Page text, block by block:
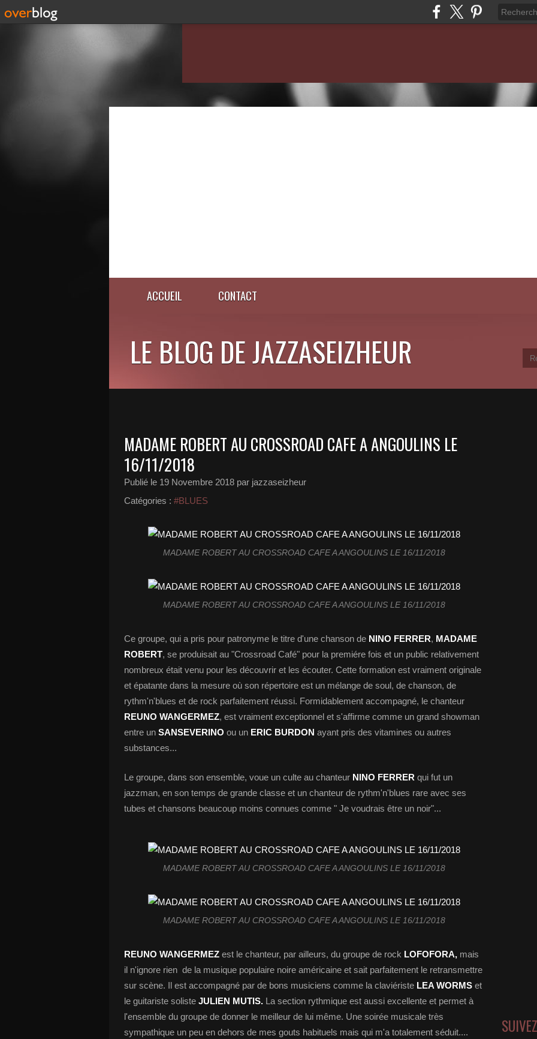
ACCUEIL CONTACT
LE BLOG DE JAZZASEIZHEUR
MADAME ROBERT AU CROSSROAD CAFE A ANGOULINS LE
16/11/2018
Publié le 19 Novembre 2018 par jazzaseizheur
Catégories : #BLUES
MADAME ROBERT AU CROSSROAD CAFE A ANGOULINS LE 16/11/2018
MADAME ROBERT AU CROSSROAD CAFE A ANGOULINS LE 16/11/2018
Ce groupe, qui a pris pour patronyme le titre d'une chanson de NINO FERRER, MADAME
ROBERT, se produisait au "Crossroad Café" pour la premiére fois et un public relativement
nombreux était venu pour les découvrir et les écouter. Cette formation est vraiment originale
et épatante dans la mesure où son répertoire est un mélange de soul, de chanson, de
rythm'n'blues et de rock parfaitement réussi. Formidablement accompagné, le chanteur
REUNO WANGERMEZ, est vraiment exceptionnel et s'affirme comme un grand showman
entre un SANSEVERINO ou un ERIC BURDON ayant pris des vitamines ou autres
substances...
Le groupe, dans son ensemble, voue un culte au chanteur NINO FERRER qui fut un
jazzman, en son temps de grande classe et un chanteur de rythm'n'blues rare avec ses
tubes et chansons beaucoup moins connues comme " Je voudrais être un noir"...
MADAME ROBERT AU CROSSROAD CAFE A ANGOULINS LE 16/11/2018
MADAME ROBERT AU CROSSROAD CAFE A ANGOULINS LE 16/11/2018
REUNO WANGERMEZ est le chanteur, par ailleurs, du groupe de rock LOFOFORA, mais
il n'ignore rien de la musique populaire noire américaine et sait parfaitement le retransmettre
sur scène. Il est accompagné par de bons musiciens comme la claviériste LEA WORMS et
le guitariste soliste JULIEN MUTIS. La section rythmique est aussi excellente et permet à
l'ensemble du groupe de donner le meilleur de lui même. Une soirée musicale très
sympathique un peu en dehors de mes gouts habituels mais qui m'a totalement séduit....